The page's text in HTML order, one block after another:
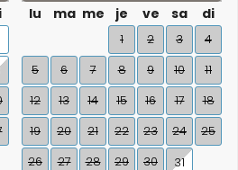
lu
ma me je ve sa di
1 2 3
4
5
6 7 8 9 10
11
12
13 14 15 16 17
18
19
20 21 22 23 24
25
26
27 28 29 30 31